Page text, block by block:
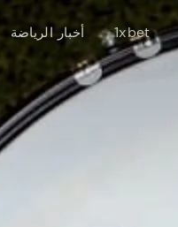
أخبار الرياضة 1xbet